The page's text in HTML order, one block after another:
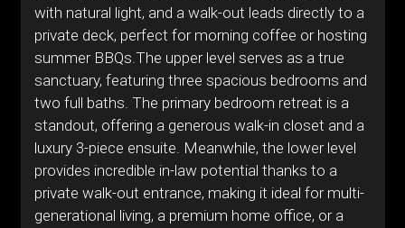
with natural light, and a walk-out leads directly to a
private deck, perfect for morning coffee or hosting
summer BBQs.The upper level serves as a true
sanctuary, featuring three spacious bedrooms and
two full baths. The primary bedroom retreat is a
standout, offering a generous walk-in closet and a
luxury 3-piece ensuite. Meanwhile, the lower level
provides incredible in-law potential thanks to a
private walk-out entrance, making it ideal for multi-
generational living, a premium home office, or a